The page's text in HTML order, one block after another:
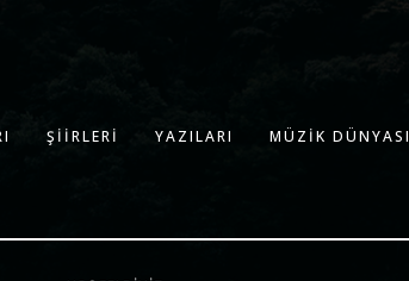
ŞIIRLERI YAZILARI MÜZIK DÜNYASI